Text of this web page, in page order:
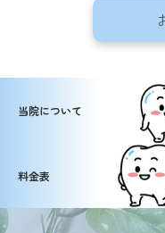
当院について
料金表